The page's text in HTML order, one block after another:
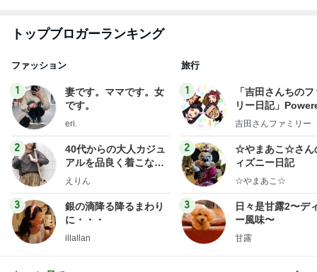
トップブロガーランキング
ファッション
1
妻です。ママです。女
です。
eri.
2
40代からの大人カジュ
アルを品良く着こなす
ファッションブログ
えりん
3
銀の滴降る降るまわり
に・・・
illallan
旅行
1
「吉田さんちの
リー日記」
y Ameba 吉田さ
ログ
吉田さんファミリー
2
☆やまあこ☆さん
ィズニー日記
☆やまあこ☆
3
日々是甘露2〜デ
ー風味〜
甘露